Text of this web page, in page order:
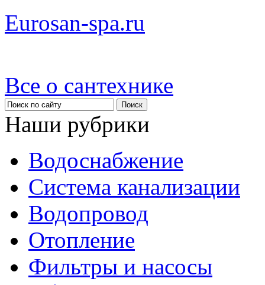
Eurosan-spa.ru
Все о сантехнике
Наши рубрики
Водоснабжение
Система канализации
Водопровод
Отопление
Фильтры и насосы